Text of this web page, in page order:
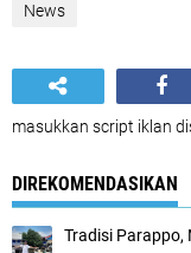
News
masukkan script iklan
DIREKOMENDASIKAN
Tradisi Parappo,